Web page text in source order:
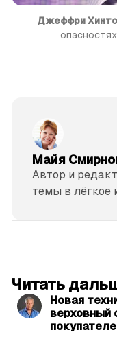
Джеффри
Майя
Автор и
темы в лёгкое
Читать
Новая
верховный